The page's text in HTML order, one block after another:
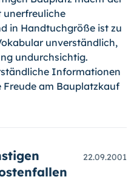
unerfreuliche
in Handtuchgröße ist zu
unverständlich,
undurchsichtig.
Informationen
am Bauplatzkauf
22.09.2001